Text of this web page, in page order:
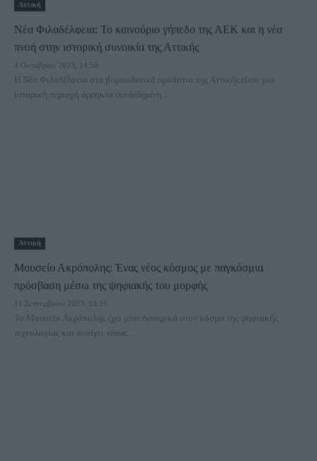
Αττική
Νέα Φιλαδέλφεια: Το καινούριο γήπεδο της ΑΕΚ και η νέα
πνοή στην ιστορική συνοικία της Αττικής
4 Οκτωβρίου 2023, 14:58
Η Νέα Φιλαδέλφεια στα βορειοδυτικά προάστια της Αττικής είναι μια
ιστορική περιοχή άρρηκτα συνδεδεμένη...
Αττική
Μουσείο Ακρόπολης: Ένας νέος κόσμος με παγκόσμια
πρόσβαση μέσω της ψηφιακής του μορφής
11 Σεπτεμβρίου 2023, 13:16
Το Μουσείο Ακρόπολης έχει μπει δυναμικά στον κόσμο της ψηφιακής
τεχνολογίας και ανοίγει νέους...